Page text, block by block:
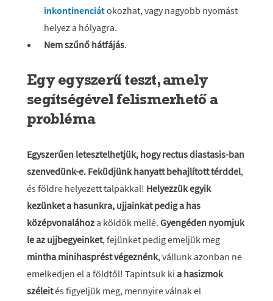
inkontinenciátokozhat, vagy nagyobb nyomást
helyez a hólyagra.
Nem szűnő hátfájás.
Egy egyszerű teszt, amely
segítségével felismerhető a
probléma
Egyszerűen letesztelhetjük, hogy rectus diastasis-ban
szenvedünk-e. Feküdjünk hanyatt behajlított térddel,
és földre helyezett talpakkal! Helyezzük egyik
kezünket a hasunkra, ujjainkat pedig a has
középvonalához a köldök mellé. Gyengéden nyomjuk
le az ujjbegyeinket, fejünket pedig emeljük meg
mintha minihasprést végeznénk, vállunk azonban ne
emelkedjen el a földtől! Tapintsuk ki a hasizmok
széleités figyeljük meg, mennyire válnak el